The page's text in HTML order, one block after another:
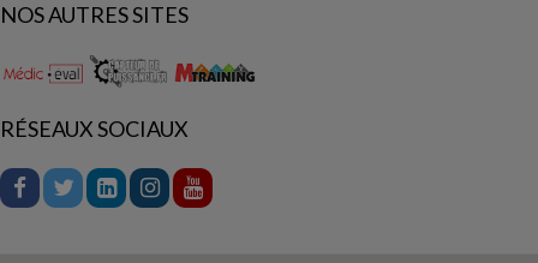
NOS AUTRES SITES
RÉSEAUX SOCIAUX